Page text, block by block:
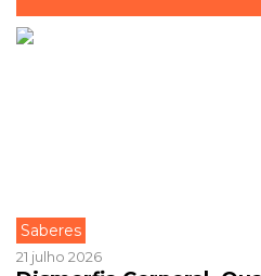
Saberes
21 julho 2026